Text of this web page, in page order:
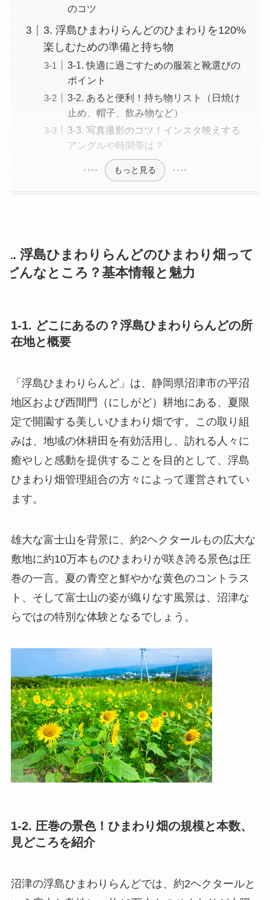
のコツ
3. 浮島ひまわりらんどのひまわりを120%
楽しむための準備と持ち物
3-1. 快適に過ごすための服装と靴選びの
ポイント
3-2. あると便利！持ち物リスト（日焼け
止め、帽子、飲み物など）
3-3. 写真撮影のコツ！インスタ映えする
アングルや時間帯は？
もっと見る
1. 浮島ひまわりらんどのひまわり畑って
どんなところ？基本情報と魅力
1-1. どこにあるの？浮島ひまわりらんどの所
在地と概要
「浮島ひまわりらんど」は、静岡県沼津市の平沼
地区および西間門（にしがど）耕地にある、夏限
定で開園する美しいひまわり畑です。この取り組
みは、地域の休耕田を有効活用し、訪れる人々に
癒やしと感動を提供することを目的として、浮島
ひまわり畑管理組合の方々によって運営されてい
ます。
雄大な富士山を背景に、約2ヘクタールもの広大な
敷地に約10万本ものひまわりが咲き誇る景色は圧
巻の一言。夏の青空と鮮やかな黄色のコントラス
ト、そして富士山の姿が織りなす風景は、沼津な
らではの特別な体験となるでしょう。
1-2. 圧巻の景色！ひまわり畑の規模と本数、
見どころを紹介
沼津の浮島ひまわりらんどでは、約2ヘクタールと